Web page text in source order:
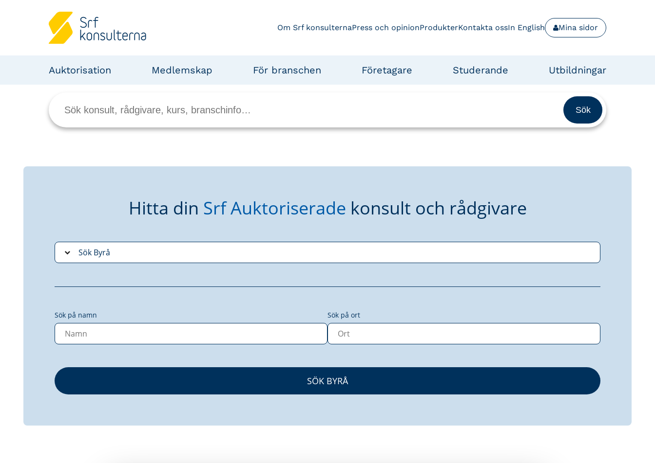
Om Srf konsulternaPress och opinionProdukterKontakta ossIn English Mina sidor
Auktorisation Medlemskap För branschen Företagare Studerande Utbildningar
Hitta din Srf Auktoriserade konsult och rådgivare
Sök på namn Sök på ort